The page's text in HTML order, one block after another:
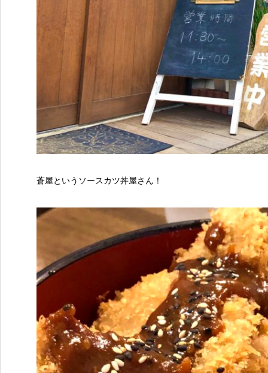
蒼屋というソースカツ丼屋さん！